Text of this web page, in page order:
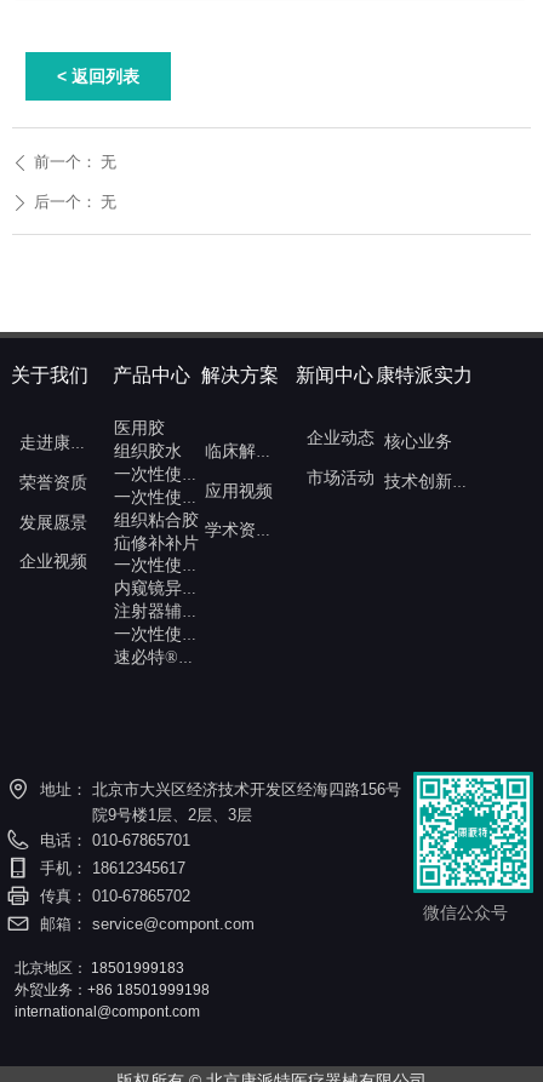
ꄴ 前一个： 无
ꄲ 后一个： 无
< 返回列表
微信公众号
关于我们
走进康派特
荣誉资质
发展愿景
企业视频
产品中心
医用胶
组织胶水
一次性使用内镜注射针
组织粘合胶
疝修补补片
一次性使用高频切开刀
内窥镜异物钳
注射器辅助推进枪
一次性使用内窥镜喷洒装置
速必特®一次性可吸收钉皮内吻合器
解决方案
临床解决方案
应用视频
学术资源中心
新闻中心
企业动态
市场活动
核心业务
技术创新与发展
康特派实力
地址： 北京市大兴区经济技术开发区经海四路156号
院9号楼1层、2层、3层
电话： 010-67865701
手机：
18612345617
传真： 010-67865702
邮箱： service@compont.com
北京地区： 18501999183
外贸业务：+86 18501999198
international@compont.com